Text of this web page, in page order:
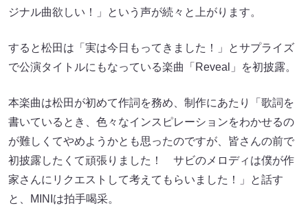
ジナル曲欲しい！」という声が続々と上がります。
すると松田は「実は今日もってきました！」とサプライズ
で公演タイトルにもなっている楽曲「Reveal」を初披露。
本楽曲は松田が初めて作詞を務め、制作にあたり「歌詞を
書いているとき、色々なインスピレーションをわかせるの
が難しくてやめようかとも思ったのですが、皆さんの前で
初披露したくて頑張りました！ サビのメロディは僕が作
家さんにリクエストして考えてもらいました！」と話す
と、MINIは拍手喝采。